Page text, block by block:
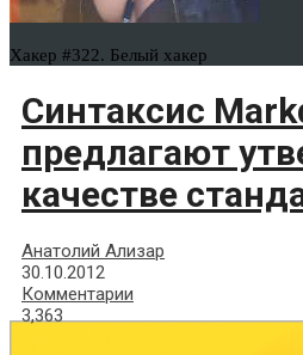
Хакер #322. Белый хакер
Синтаксис
предлагают
качестве
Анатолий Ализар
30.10.2012
Комментарии
3,363